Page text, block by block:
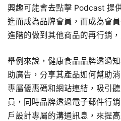
興趣可能會去點擊 Podcast 提
進而成為品牌會員，而成為會
進階的做到其他商品的再行銷
舉例來說，健康食品品牌透過
助廣告，分享其產品如何幫助
專屬優惠碼和網站連結，吸引
員，同時品牌透過電子郵件行
戶設計專屬的溝通訊息，來提